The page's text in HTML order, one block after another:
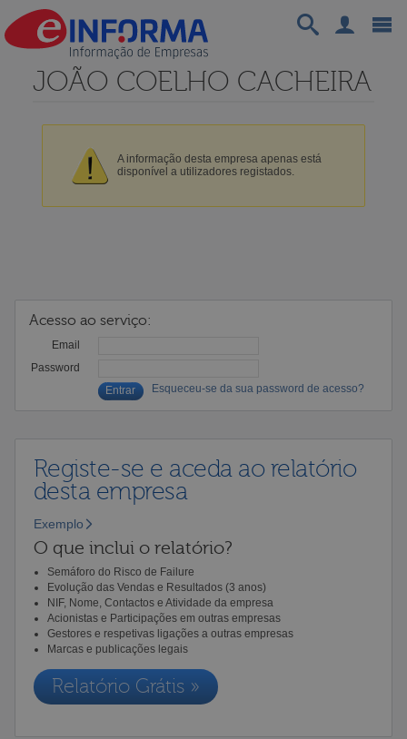
JOÃO COELHO CACHEIRA
A informação desta empresa apenas está
disponível a utilizadores registados.
Acesso ao serviço:
Email
Password
Esqueceu-se da sua password de acesso?
Registe-se e aceda ao relatório
desta empresa
Exemplo
O que inclui o relatório?
Semáforo do Risco de Failure
Evolução das Vendas e Resultados (3 anos)
NIF, Nome, Contactos e Atividade da empresa
Acionistas e Participações em outras empresas
Gestores e respetivas ligações a outras empresas
Marcas e publicações legais
Relatório Grátis »